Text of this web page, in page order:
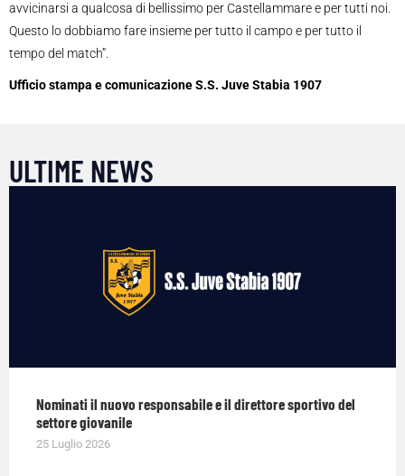
avvicinarsi a qualcosa di bellissimo per Castellammare e per tutti noi.
Questo lo dobbiamo fare insieme per tutto il campo e per tutto il
tempo del match”.
Ufficio stampa e comunicazione S.S. Juve Stabia 1907
ULTIME NEWS
Nominati il nuovo responsabile e il direttore sportivo del
settore giovanile
25 Luglio 2026